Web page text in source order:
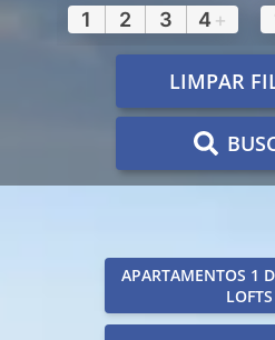
1 2 3 4 +
LIMPAR
APARTAMENTOS 1
LOFTS